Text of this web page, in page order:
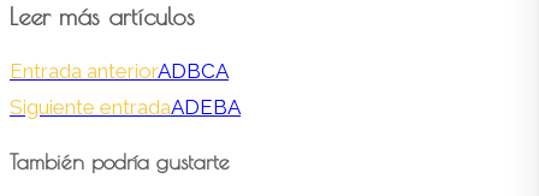
Leer más artículos
Entrada anteriorADBCA
Siguiente entradaADEBA
También podría gustarte